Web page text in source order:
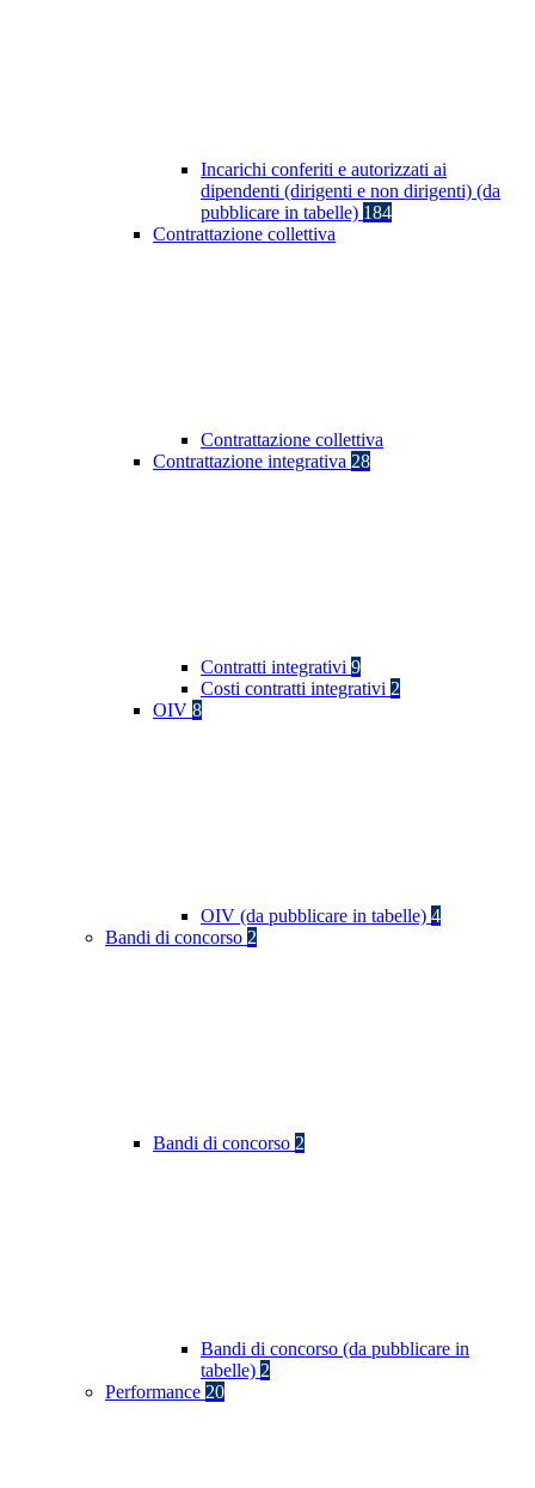
Incarichi conferiti e autorizzati ai
dipendenti (dirigenti e non dirigenti) (da
pubblicare in tabelle) 184
Contrattazione collettiva
Contrattazione collettiva
Contrattazione integrativa 28
Contratti integrativi 9
Costi contratti integrativi 2
OIV 8
OIV (da pubblicare in tabelle) 4
Bandi di concorso 2
Bandi di concorso 2
Bandi di concorso (da pubblicare in
tabelle) 2
Performance 20